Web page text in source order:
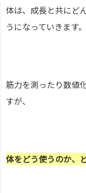
体は、成長と共にど
うになっていきます。
筋力を測ったり数値
すが、
体をどう使うのか、